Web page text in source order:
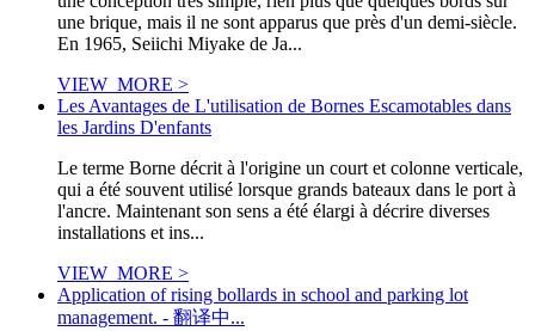
une brique, mais il ne sont apparus que près d'un demi-siècle.
En 1965, Seiichi Miyake de Ja...
VIEW_MORE >
Les Avantages de L'utilisation de Bornes Escamotables dans
les Jardins D'enfants
Le terme Borne décrit à l'origine un court et colonne verticale,
qui a été souvent utilisé lorsque grands bateaux dans le port à
l'ancre. Maintenant son sens a été élargi à décrire diverses
installations et ins...
VIEW_MORE >
Application of rising bollards in school and parking lot
management. - 翻译中...